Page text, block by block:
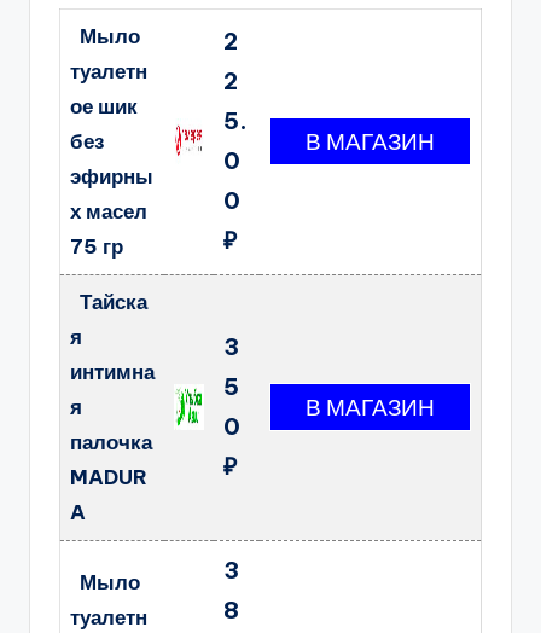
Мыло
туалетн
ое шик
без
эфирны
х масел
75 гр
2
2
5.
0
0
₽
Тайска
я
интимна
я
палочка
MADUR
A
3
5
0
₽
Мыло
туалетн
3
8